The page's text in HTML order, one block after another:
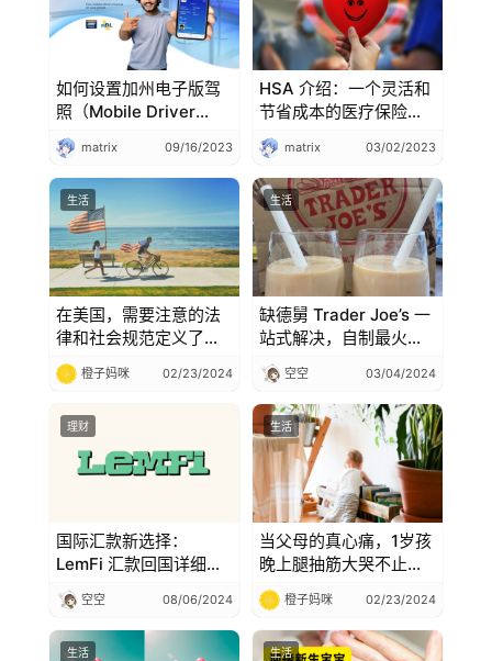
如何设置加州电子版驾
照（Mobile Driver
License）？
matrix 09/16/2023
HSA 介绍：一个灵活和
节省成本的医疗保险选
择 + 常见问题解答
matrix 03/02/2023
生活
在美国，需要注意的法
律和社会规范定义了日
常行为的界限
橙子妈咪 02/23/2024
生活
缺德舅 Trader Joe’s 一
站式解决，自制最火的
珍珠奶茶
空空 03/04/2024
理财
国际汇款新选择：
LemFi 汇款回国详细教
程【注册奖励 $30，永
久免手续费！】
空空 08/06/2024
生活
当父母的真心痛，1岁孩
晚上腿抽筋大哭不止，
怎么办？
橙子妈咪 02/23/2024
生活 生活